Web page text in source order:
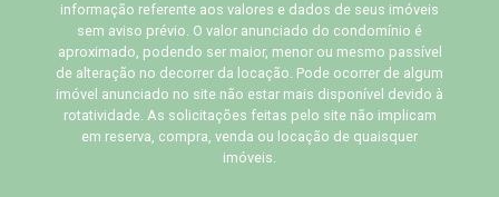
informação referente aos valores e dados de seus imóveis
sem aviso prévio. O valor anunciado do condomínio é
aproximado, podendo ser maior, menor ou mesmo passível
de alteração no decorrer da locação. Pode ocorrer de algum
imóvel anunciado no site não estar mais disponível devido à
rotatividade. As solicitações feitas pelo site não implicam
em reserva, compra, venda ou locação de quaisquer
imóveis.